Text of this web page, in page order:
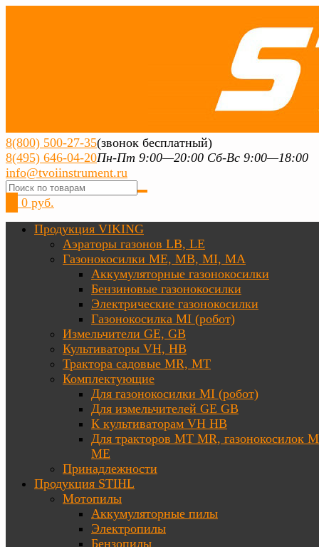
8(800) 500-27-35(звонок бесплатный)
8(495) 646-04-20Пн-Пт 9:00—20:00 Сб-Вс 9:00—18:00
info@tvoiinstrument.ru
0 руб.
Продукция VIKING
Аэраторы газонов LB, LE
Газонокосилки ME, MB, MI, MA
Аккумуляторные газонокосилки
Бензиновые газонокосилки
Электрические газонокосилки
Газонокосилка MI (робот)
Измельчители GE, GB
Культиваторы VH, HB
Трактора садовые MR, MT
Комплектующие
Для газонокосилки MI (робот)
Для измельчителей GE GB
К культиваторам VH HB
Для тракторов МТ MR, газонокосилок
ME
Принадлежности
Продукция STIHL
Мотопилы
Аккумуляторные пилы
Электропилы
Бензопилы